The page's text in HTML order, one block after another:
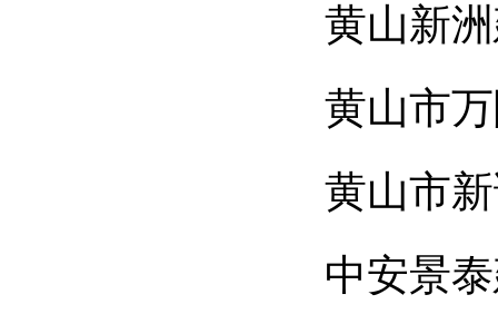
黄山新
黄山市
黄山市
中安景